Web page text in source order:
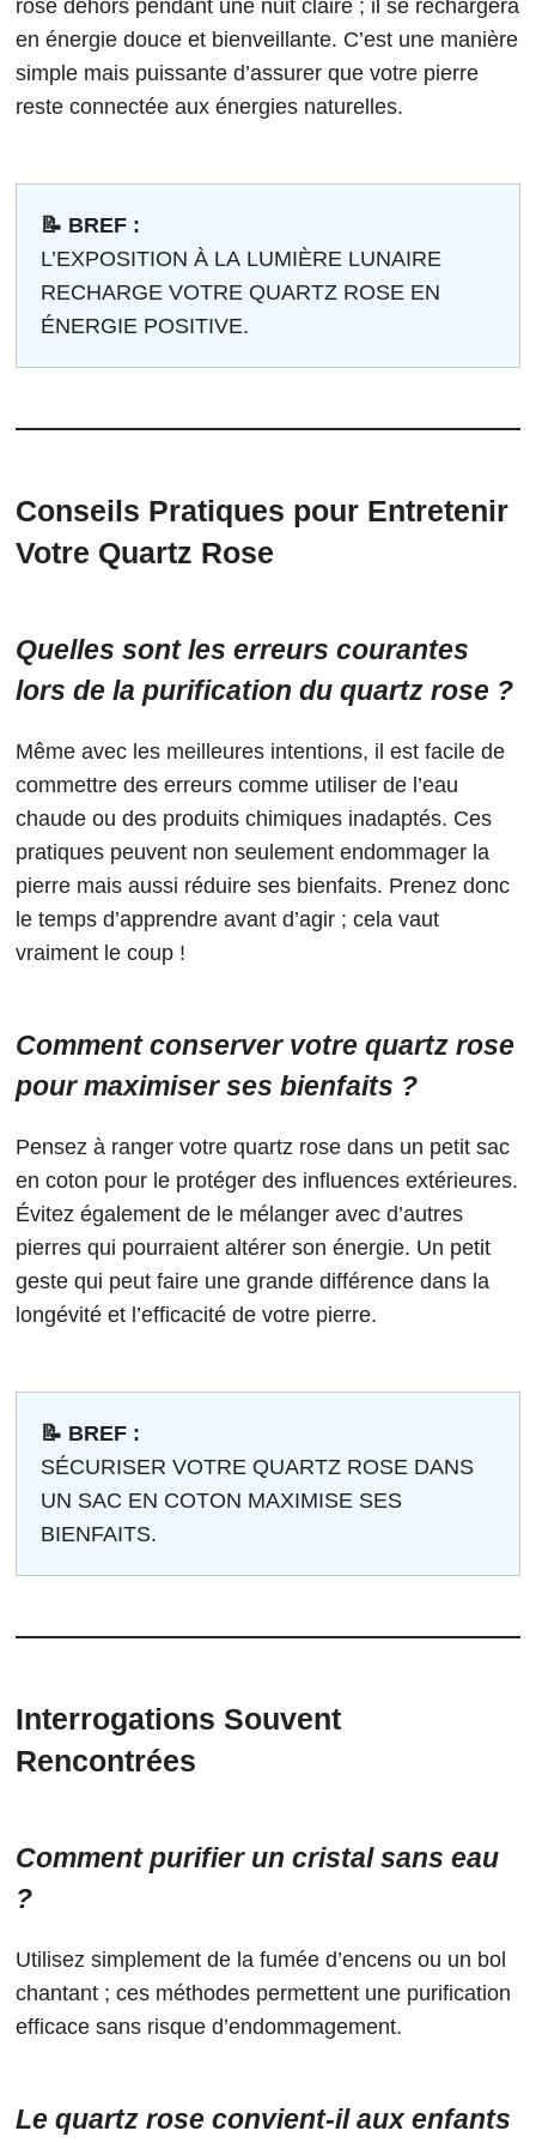
rose dehors pendant une nuit claire ; il se rechargera
en énergie douce et bienveillante. C’est une manière
simple mais puissante d’assurer que votre pierre
reste connectée aux énergies naturelles.
📝 BREF :
L’EXPOSITION À LA LUMIÈRE LUNAIRE
RECHARGE VOTRE QUARTZ ROSE EN
ÉNERGIE POSITIVE.
Conseils Pratiques pour Entretenir
Votre Quartz Rose
Quelles sont les erreurs courantes
lors de la purification du quartz rose ?
Même avec les meilleures intentions, il est facile de
commettre des erreurs comme utiliser de l’eau
chaude ou des produits chimiques inadaptés. Ces
pratiques peuvent non seulement endommager la
pierre mais aussi réduire ses bienfaits. Prenez donc
le temps d’apprendre avant d’agir ; cela vaut
vraiment le coup !
Comment conserver votre quartz rose
pour maximiser ses bienfaits ?
Pensez à ranger votre quartz rose dans un petit sac
en coton pour le protéger des influences extérieures.
Évitez également de le mélanger avec d’autres
pierres qui pourraient altérer son énergie. Un petit
geste qui peut faire une grande différence dans la
longévité et l’efficacité de votre pierre.
📝 BREF :
SÉCURISER VOTRE QUARTZ ROSE DANS
UN SAC EN COTON MAXIMISE SES
BIENFAITS.
Interrogations Souvent
Rencontrées
Comment purifier un cristal sans eau
?
Utilisez simplement de la fumée d’encens ou un bol
chantant ; ces méthodes permettent une purification
efficace sans risque d’endommagement.
Le quartz rose convient-il aux enfants